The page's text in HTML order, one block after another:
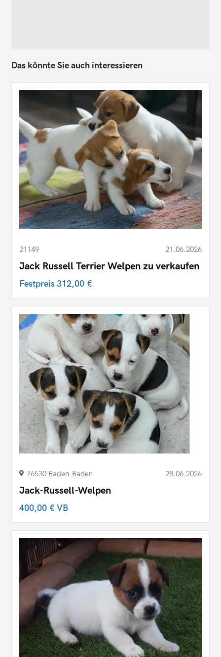
Das könnte Sie auch interessieren
21149 21.06.2026
Jack Russell Terrier Welpen zu verkaufen
Festpreis312,00 €
76530 Baden-Baden 28.06.2026
Jack-Russell-Welpen
400,00 €VB